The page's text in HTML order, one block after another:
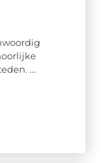
...